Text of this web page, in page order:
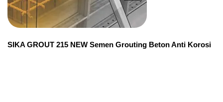
SIKA GROUT 215 NEW Semen Grouting Beton Anti Korosi